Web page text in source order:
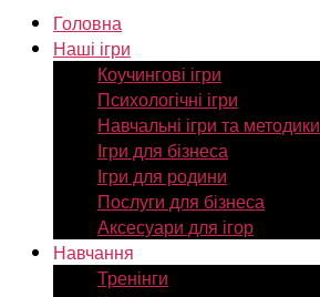
Головна
Наші ігри
Коучингові ігри
Психологічні ігри
Навчальні ігри та методики
Ігри для бізнеса
Ігри для родини
Послуги для бізнеса
Аксесуари для ігор
Навчання
Тренінги